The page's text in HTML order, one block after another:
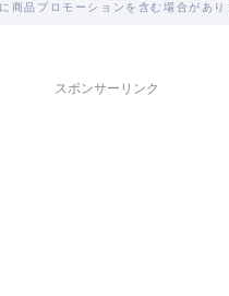
商品プロモーションを含む場合があり
スポンサーリンク